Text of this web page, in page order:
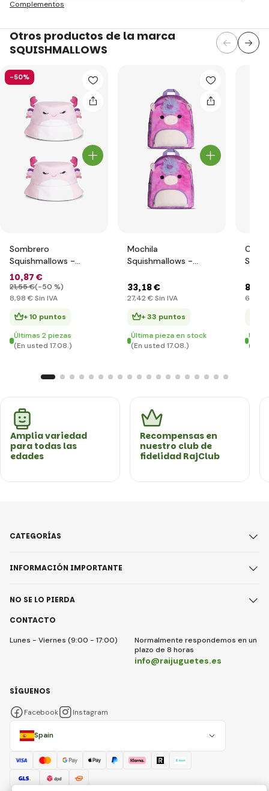
Complementos
Otros productos de la marca
SQUISHMALLOWS
-50%
Sombrero
Squishmallows -
cangrejo Cailey
10,87 €
21,55 €(-50 %)
8,98 € Sin IVA
+ 10 puntos
Últimas 2 piezas
(En usted 17.08.)
Mochila
Squishmallows -
33,18 €
27,42 € Sin IVA
+ 33 puntos
Última pieza en stock
(En usted 17.08.)
8
6
(En
Amplia variedad
para todas las
edades
Recompensas en
nuestro club de
fidelidad RajClub
CONTACTO
Lunes - Viernes (9:00 - 17:00)
Normalmente respondemos en un
plazo de 8 horas
info@raijuguetes.es
CATEGORÍAS
INFORMACIÓN IMPORTANTE
NO SE LO PIERDA
Spain
SÍGUENOS
Facebook Instagram